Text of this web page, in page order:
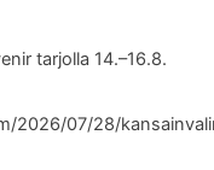
tarjolla 14.–16.8.
2026/07/28/